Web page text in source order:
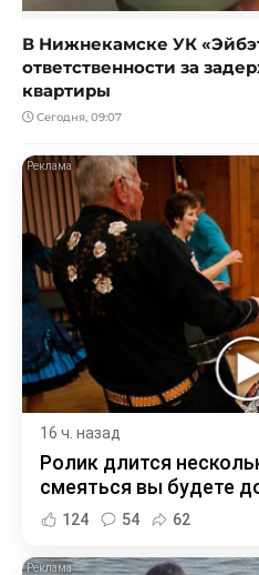
В Нижнекамске УК
ответственности за
квартиры
Сегодня, 09:07
16 ч. назад
Ролик длится
смеяться вы будете
124 54 62